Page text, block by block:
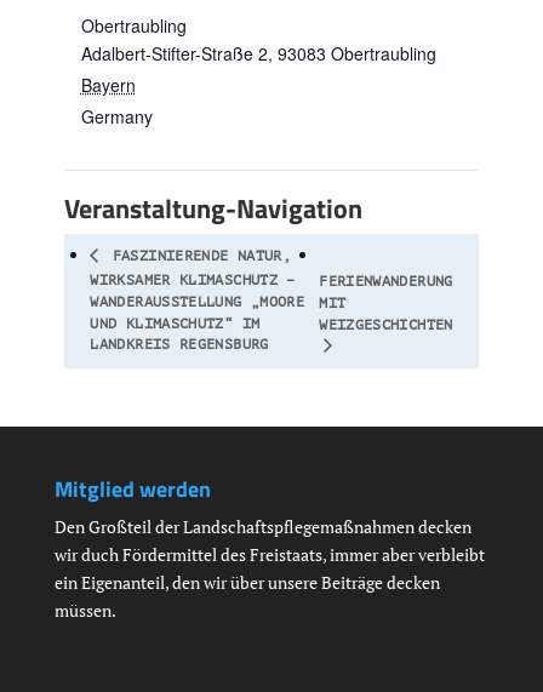
Obertraubling
Adalbert-Stifter-Straße 2, 93083 Obertraubling
Bayern
Germany
Veranstaltung-Navigation
FASZINIERENDE NATUR,
WIRKSAMER KLIMASCHUTZ –
WANDERAUSSTELLUNG „MOORE
UND KLIMASCHUTZ“ IM
LANDKREIS REGENSBURG
FERIENWANDERUNG
MIT
WEIZGESCHICHTEN
Mitglied werden
Den Großteil der Landschaftspflegemaßnahmen decken
wir duch Fördermittel des Freistaats, immer aber verbleibt
ein Eigenanteil, den wir über unsere Beiträge decken
müssen.